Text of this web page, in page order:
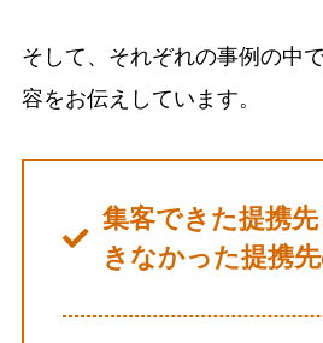
そして、それぞれの事例の中
容をお伝えしています。
集客できた提携
きなかった提携